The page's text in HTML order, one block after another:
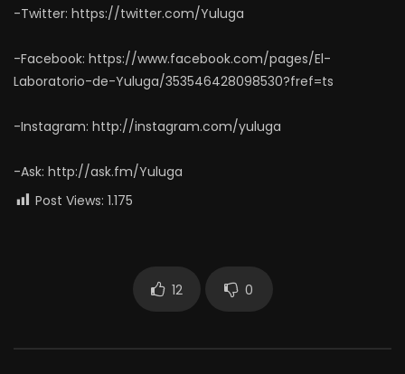
-Twitter: https://twitter.com/Yuluga
-Facebook: https://www.facebook.com/pages/El-
Laboratorio-de-Yuluga/353546428098530?fref=ts
-Instagram: http://instagram.com/yuluga
-Ask: http://ask.fm/Yuluga
Post Views: 1.175
12 0